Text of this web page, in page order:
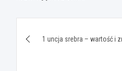
wpisu
1 uncja srebra – wartość i